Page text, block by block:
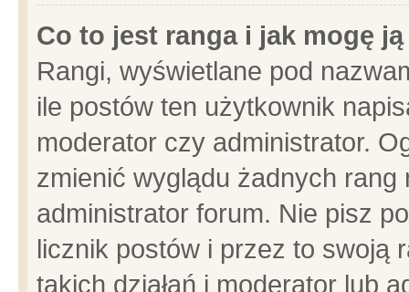
Co to jest ranga i jak mogę
Rangi, wyświetlane pod
ile postów ten użytkownik
moderator czy administrator.
zmienić wyglądu żadnych
administrator forum. Nie pisz
licznik postów i przez to swoją
takich działań i moderator lub